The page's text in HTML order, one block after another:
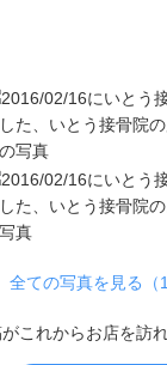
全ての写真を見る（
これからお店を訪